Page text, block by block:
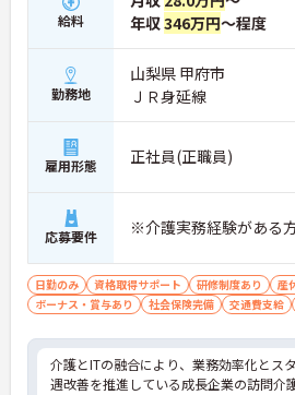
続けることができます
により、先々の予定が立てやすくプライ
間をしっかりと確保できる環境です
【専門資格を活かした収入アップと明確
形成が期待できます】
・介護福祉士資格手当が支給されるほか
・サービス提供責任者や管理者へのキャ
も目指せます
【IT化と手厚いフォロー体制により、業
スを軽減できます】
・記録票の提出やシフト確認をすべてス
ンで行えるため、手書きの書類作成や事
動の手間が省けケア業務に集中できます
・定期的な面談を通じて上司がフォロー
給料
年収346万円～程度
勤務地
山梨県 甲府市
ＪＲ身延線
雇用形態 正社員(正職員)
応募要件 ※介護実務経験がある
日勤のみ 資格取得サポート 研修制度あり
産
ボーナス・賞与あり
社会保険完備 交通費支給
介護とITの融合により、業務効率化とス
遇改善を推進している成長企業の訪問介